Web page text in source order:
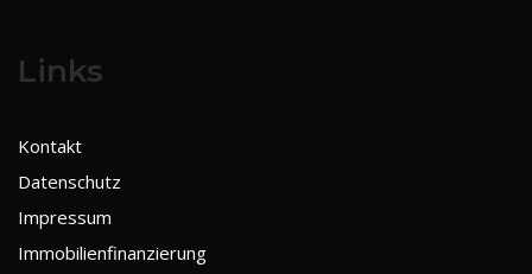
Links
Kontakt
Datenschutz
Impressum
Immobilienfinanzierung